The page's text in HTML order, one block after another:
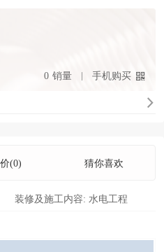
0 销量 手机购买
(0) 猜你喜欢
装修及施工内容: 水电工程